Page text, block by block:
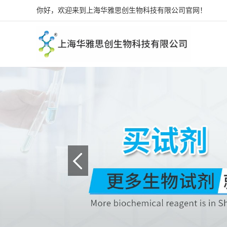
你好，欢迎来到上海华雅思创生物科技有限公司官网！